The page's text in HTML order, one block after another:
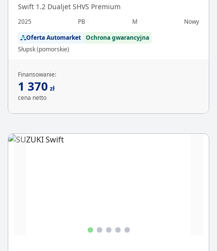
Swift 1.2 Dualjet SHVS Premium
2025 PB M
Nowy
Oferta Automarket Ochrona gwarancyjna
Słupsk (pomorskie)
Finansowanie:
1 370 zł
cena netto